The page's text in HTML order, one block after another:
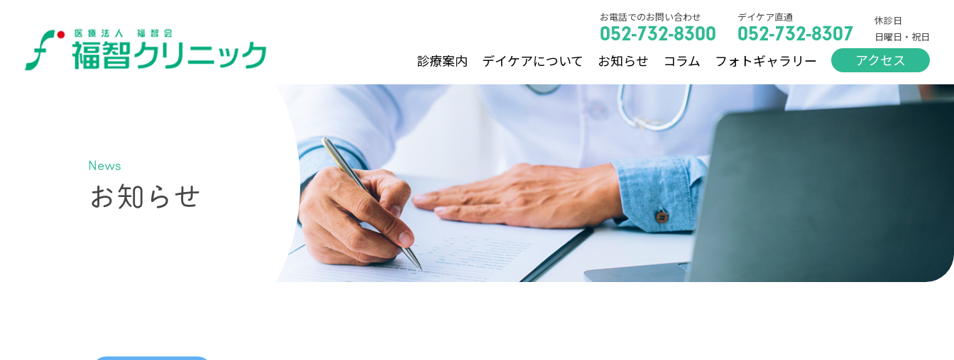
お電話でのお問い合わせ
052-732-8300
デイケア直通
052-732-8307
休診日
日曜日・祝日
診療案内 デイケアについて お知らせ コラム フォトギャラリー アクセス
News
お知らせ